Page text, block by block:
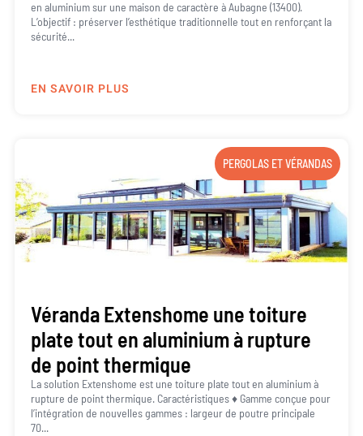
en aluminium sur une maison de caractère à Aubagne (13400).
L’objectif : préserver l’esthétique traditionnelle tout en renforçant la
sécurité...
EN SAVOIR PLUS
PERGOLAS ET VÉRANDAS
Véranda Extenshome une toiture
plate tout en aluminium à rupture
de point thermique
La solution Extenshome est une toiture plate tout en aluminium à
rupture de point thermique. Caractéristiques ♦ Gamme conçue pour
l’intégration de nouvelles gammes : largeur de poutre principale
70...